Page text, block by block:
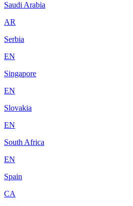
Saudi Arabia
AR
Serbia
EN
Singapore
EN
Slovakia
EN
South Africa
EN
Spain
CA